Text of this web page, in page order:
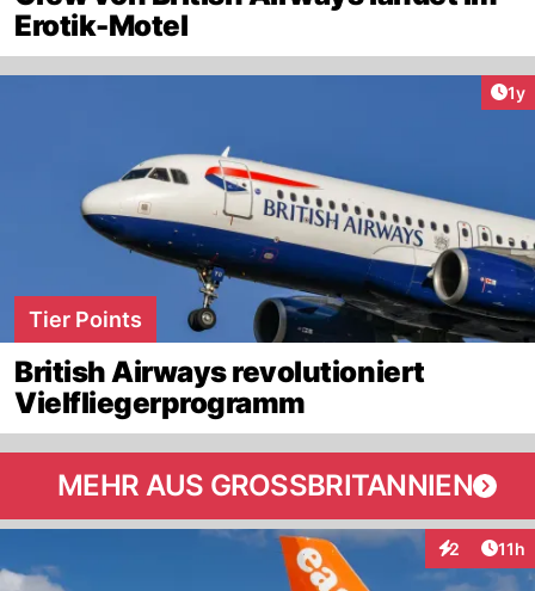
Erotik-Motel
1y
Tier Points
British Airways revolutioniert
Vielfliegerprogramm
MEHR AUS GROSSBRITANNIEN
2 11h